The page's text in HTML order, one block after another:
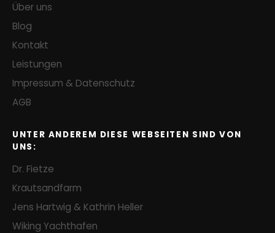
Über uns
Blog
Kontakt
Leistungen
Impressum & Datenschutz
AGB
UNTER ANDEREM DIESE WEBSEITEN SIND VON
UNS:
Dr. Fietze
Krautsandfarm
Jens Hartwig & Kathrin Heller
Wiking Yachthafen